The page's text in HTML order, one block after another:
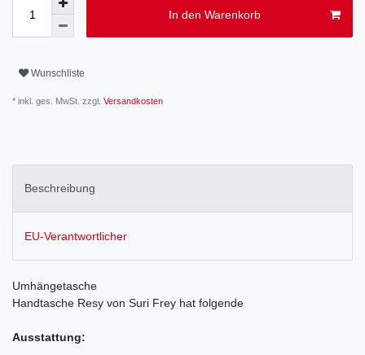
In den Warenkorb
Wunschliste
* inkl. ges. MwSt. zzgl. Versandkosten
Beschreibung
EU-Verantwortlicher
Umhängetasche
Handtasche Resy von Suri Frey hat folgende
Ausstattung: